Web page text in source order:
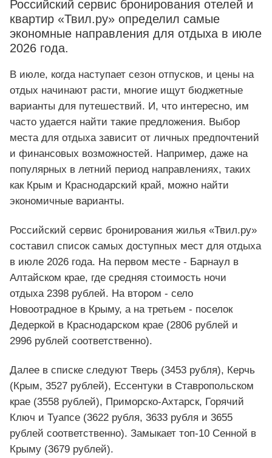
Российский сервис бронирования отелей и
квартир «Твил.ру» определил самые
экономные направления для отдыха в июле
2026 года.
В июле, когда наступает сезон отпусков, и цены на
отдых начинают расти, многие ищут бюджетные
варианты для путешествий. И, что интересно, им
часто удается найти такие предложения. Выбор
места для отдыха зависит от личных предпочтений
и финансовых возможностей. Например, даже на
популярных в летний период направлениях, таких
как Крым и Краснодарский край, можно найти
экономичные варианты.
Российский сервис бронирования жилья «Твил.ру»
составил список самых доступных мест для отдыха
в июле 2026 года. На первом месте - Барнаул в
Алтайском крае, где средняя стоимость ночи
отдыха 2398 рублей. На втором - село
Новоотрадное в Крыму, а на третьем - поселок
Дедеркой в Краснодарском крае (2806 рублей и
2996 рублей соответственно).
Далее в списке следуют Тверь (3453 рубля), Керчь
(Крым, 3527 рублей), Ессентуки в Ставропольском
крае (3558 рублей), Приморско-Ахтарск, Горячий
Ключ и Туапсе (3622 рубля, 3633 рубля и 3655
рублей соответственно). Замыкает топ-10 Сенной в
Крыму (3679 рублей).